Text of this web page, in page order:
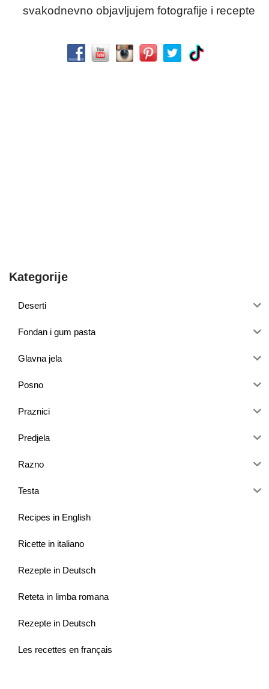
svakodnevno objavljujem fotografije i recepte
Kategorije
Deserti
Fondan i gum pasta
Glavna jela
Posno
Praznici
Predjela
Razno
Testa
Recipes in English
Ricette in italiano
Rezepte in Deutsch
Reteta in limba romana
Rezepte in Deutsch
Les recettes en français